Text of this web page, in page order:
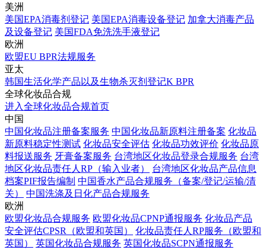
美洲
美国EPA消毒剂登记 美国EPA消毒设备登记 加拿大消毒产品
及设备登记 美国FDA免洗洗手液登记
欧洲
欧盟EU BPR法规服务
亚太
韩国生活化学产品以及生物杀灭剂登记K BPR
全球化妆品合规
进入全球化妆品合规首页
中国
中国化妆品注册备案服务 中国化妆品新原料注册备案 化妆品
新原料稳定性测试 化妆品安全评估 化妆品功效评价 化妆品原
料报送服务 牙膏备案服务 台湾地区化妆品登录合规服务 台湾
地区化妆品责任人RP（输入业者）
台湾地区化妆品产品信息
档案PIF报告编制 中国香水产品合规服务（备案/登记/运输/清
关）
中国洗涤及日化产品合规服务
欧洲
欧盟化妆品合规服务 欧盟化妆品CPNP通报服务 化妆品产品
安全评估CPSR（欧盟和英国）
化妆品责任人RP服务（欧盟和
英国）
英国化妆品合规服务 英国化妆品SCPN通报服务